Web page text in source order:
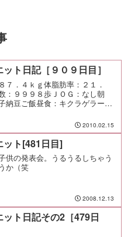
ト日記［９０９日目］
７．４ｋｇ体脂肪率：２１．
：９９９８歩ＪＯＧ：なし朝
納豆ご飯昼食：キクラゲラーメ
モ：んーなんか熱っぽい。2010.02.15
ット[481日目]
供の発表会。うるうるしちゃう
か（笑
2008.12.13
ット日記その2［479日